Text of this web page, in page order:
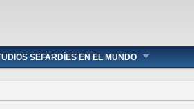
SEFARDÍES EN EL MUNDO